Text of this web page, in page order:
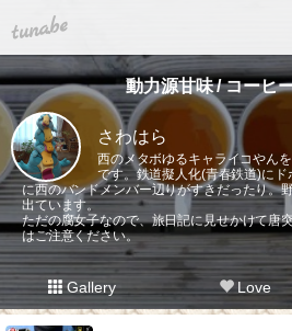
tuna.be
動力源甘味 / コーヒ
さわはら
西のメタボゆるキャライコやん
です。鉄道擬人化(青春鉄道)に
に西のバンドメンバー辺りがすきだったり。
出ています。
ただの腐女子なので、旅日記に見せかけて唐
はご注意ください。
Gallery Love